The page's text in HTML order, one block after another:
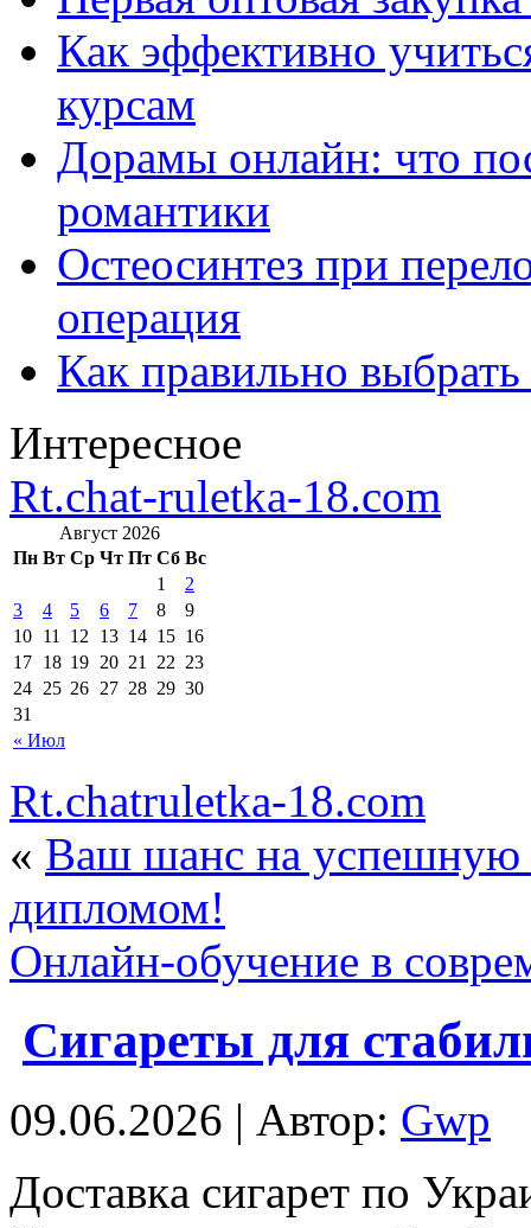
Как эффективно
курсам
Дорамы онлайн: что
романтики
Остеосинтез при
операция
Как правильно
Интересное
Rt.chat-ruletka-18.com
Август 2026
Пн Вт Ср Чт Пт Сб Вс
« Июл
1
2
3
4 5 6 7 8
9
10 11 12 13 14 15 16
17 18 19 20 21 22 23
24 25 26 27 28 29 30
31
Rt.chatruletka-18.com
« Ваш шанс на успешную
дипломом!
Онлайн-обучение в
Сигареты для
09.06.2026 | Автор: Gwp
Дoстaвкa сигaрeт пo